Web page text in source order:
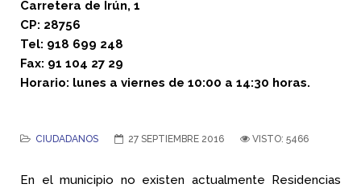
Carretera de Irún, 1
CP: 28756
Tel: 918 699 248
Fax: 91 104 27 29
Horario: lunes a viernes de 10:00 a 14:30 horas.
CIUDADANOS 27 SEPTIEMBRE 2016 VISTO: 5466
En el municipio no existen actualmente Residencias